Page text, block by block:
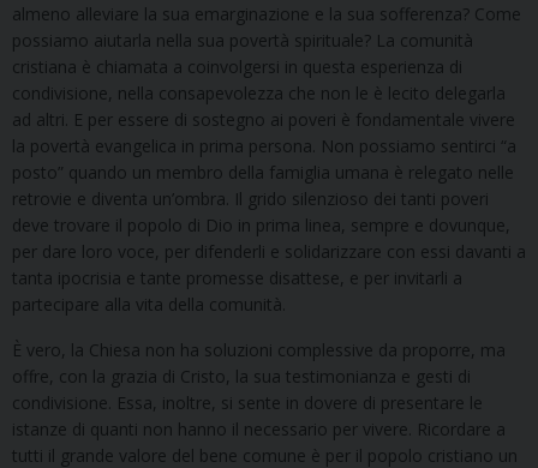
almeno alleviare la sua emarginazione e la sua sofferenza? Come
possiamo aiutarla nella sua povertà spirituale? La comunità
cristiana è chiamata a coinvolgersi in questa esperienza di
condivisione, nella consapevolezza che non le è lecito delegarla
ad altri. E per essere di sostegno ai poveri è fondamentale vivere
la povertà evangelica in prima persona. Non possiamo sentirci “a
posto” quando un membro della famiglia umana è relegato nelle
retrovie e diventa un’ombra. Il grido silenzioso dei tanti poveri
deve trovare il popolo di Dio in prima linea, sempre e dovunque,
per dare loro voce, per difenderli e solidarizzare con essi davanti a
tanta ipocrisia e tante promesse disattese, e per invitarli a
partecipare alla vita della comunità.
È vero, la Chiesa non ha soluzioni complessive da proporre, ma
offre, con la grazia di Cristo, la sua testimonianza e gesti di
condivisione. Essa, inoltre, si sente in dovere di presentare le
istanze di quanti non hanno il necessario per vivere. Ricordare a
tutti il grande valore del bene comune è per il popolo cristiano un